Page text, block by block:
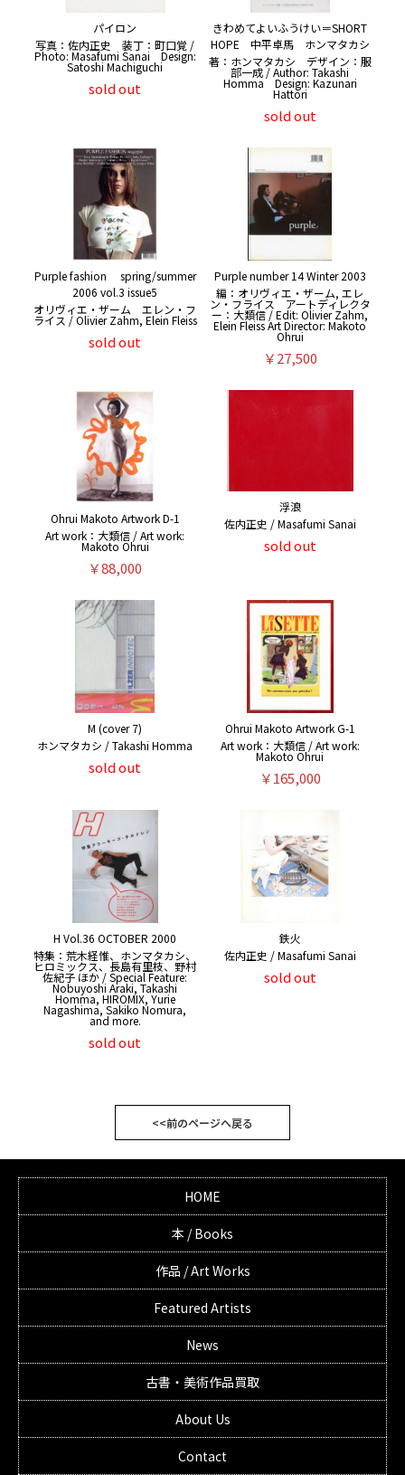
パイロン
写真：佐内正史 装丁：町口覚 /
Photo: Masafumi Sanai Design:
Satoshi Machiguchi
sold out
きわめてよいふうけい＝SHORT
HOPE 中平卓馬 ホンマタカシ
著：ホンマタカシ デザイン：服
部一成 / Author: Takashi
Homma Design: Kazunari
Hattori
sold out
Purple fashion spring/summer
2006 vol.3 issue5
オリヴィエ・ザーム エレン・フ
ライス / Olivier Zahm, Elein Fleiss
sold out
Purple number 14 Winter 2003
編：オリヴィエ・ザーム, エレ
ン・フライス アートディレクタ
ー：大類信 / Edit: Olivier Zahm,
Elein Fleiss Art Director: Makoto
Ohrui
￥27,500
Ohrui Makoto Artwork D-1
Art work：大類信 / Art work:
Makoto Ohrui
￥88,000
浮浪
佐内正史 / Masafumi Sanai
sold out
M (cover 7)
ホンマタカシ / Takashi Homma
sold out
Ohrui Makoto Artwork G-1
Art work：大類信 / Art work:
Makoto Ohrui
￥165,000
H Vol.36 OCTOBER 2000
特集：荒木経惟、ホンマタカシ、
ヒロミックス、長島有里枝、野村
佐紀子 ほか / Special Feature:
Nobuyoshi Araki, Takashi
Homma, HIROMIX, Yurie
Nagashima, Sakiko Nomura,
and more.
sold out
鉄火
佐内正史 / Masafumi Sanai
sold out
<<前のページへ戻る
HOME
本 / Books
作品 / Art Works
Featured Artists
News
古書・美術作品買取
About Us
Contact